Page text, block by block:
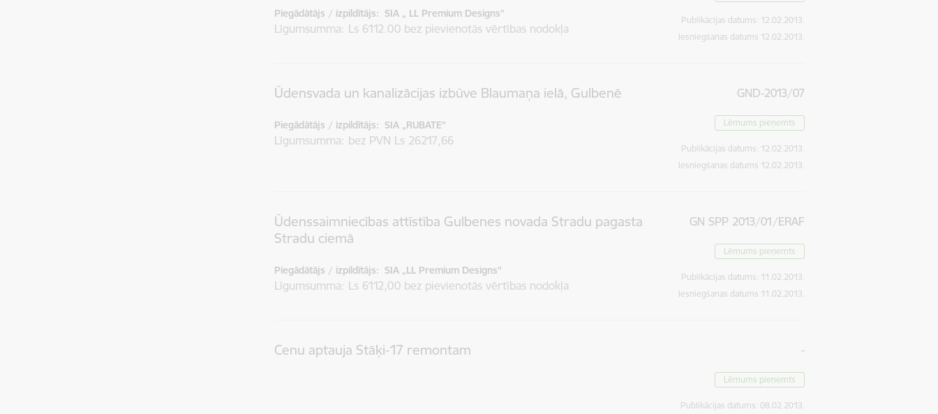
Piegādātājs / izpildītājs: SIA „ LL Premium Designs"
Līgumsumma Ls 6112.00 bez pievienotās vērtības nodokļa
Publikācijas datums: 12.02.2013.
Iesniegšanas datums 12.02.2013.
Ūdensvada un kanalizācijas izbūve Blaumaņa ielā, Gulbenē
Piegādātājs / izpildītājs: SIA „RUBATE"
Līgumsumma bez PVN Ls 26217,66
GND-2013/07
Lēmums pieņemts
Publikācijas datums: 12.02.2013.
Iesniegšanas datums 12.02.2013.
Ūdenssaimniecības attīstība Gulbenes novada Stradu pagasta
Stradu ciemā
Piegādātājs / izpildītājs: SIA „LL Premium Designs"
Līgumsumma Ls 6112,00 bez pievienotās vērtības nodokļa
GN SPP 2013/01/ERAF
Lēmums pieņemts
Publikācijas datums: 11.02.2013.
Iesniegšanas datums 11.02.2013.
Cenu aptauja Stāķi-17 remontam -
Lēmums pieņemts
Publikācijas datums: 08.02.2013.